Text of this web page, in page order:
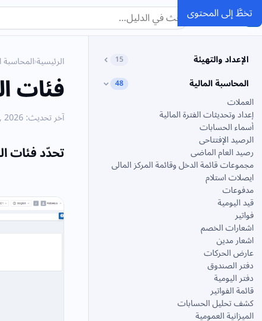
تخطَّ إلى المحتوى
SMACCالدليل
الإعداد والتهيئة 15
المحاسبة المالية 48
العملات
إعداد وتحديثات الفترة المالية
أسماء الحسابات
الرصيد الإفتتاحى
رصيد العام الماضى
مجموعات قائمة الدخل وقائمة المركز المالى
ايصلات استلام
مدفوعات
قيد اليومية
فواتير
اشعارات الخصم
اشعار مدين
عارض الحركات
دفتر الصندوق
دفتر اليومية
قائمة الفواتير
كشف تحليل الحسابات
الميزانية العمومية
الرئيسية›المحاسبة
فئات
آخر تحديث: June 6, 2026
تحدّد فئات